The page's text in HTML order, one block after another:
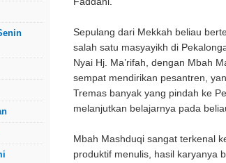
Sepulang dari Mekkah beliau
salah satu masyayikh di
Nyai Hj. Ma’rifah, dengan Mbah
sempat mendirikan pesantren,
Tremas banyak yang pindah ke
melanjutkan belajarnya pada
Mbah Mashduqi sangat terkenal
produktif menulis, hasil karyanya